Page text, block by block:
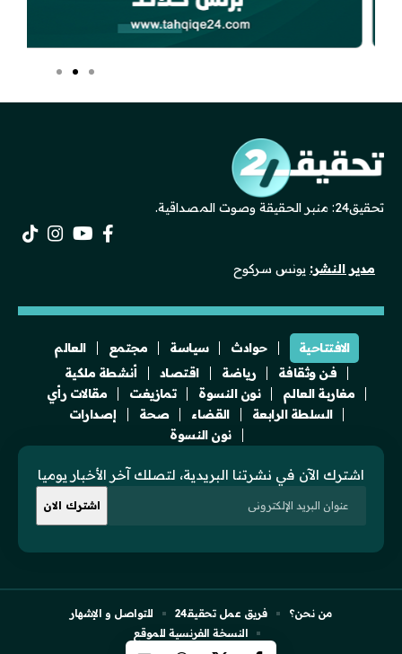
تحقيق24: منبر الحقيقة وصوت المصداقية.
مدير النشر: يونس سركوح
الافتتاحية حوادث سياسة مجتمع
العالم
فن وثقافة
رياضة اقتصاد
أنشطة ملكية
مغاربة العالم
نون النسوة تمازيغت
مقالات رأي
السلطة الرابعة
القضاء صحة
إصدارات
نون النسوة
اشترك الآن في نشرتنا البريدية، لتصلك آخر الأخبار يوميا
من نحن؟ فريق عمل تحقيقـ24
للتواصل و الإشهار
النسخة الفرنسية للموقع